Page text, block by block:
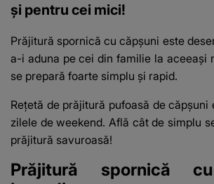
și pentru cei mici!
Prăjitură spornică cu căpşuni este
a-i aduna pe cei din familie la aceeași
se prepară foarte simplu și rapid.
Rețetă de prăjitură pufoasă de căpșuni
zilele de weekend. Află cât de simplu
prăjitură savuroasă!
Prăjitură spornică